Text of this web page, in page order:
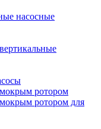
насосные
ротором
ротором для